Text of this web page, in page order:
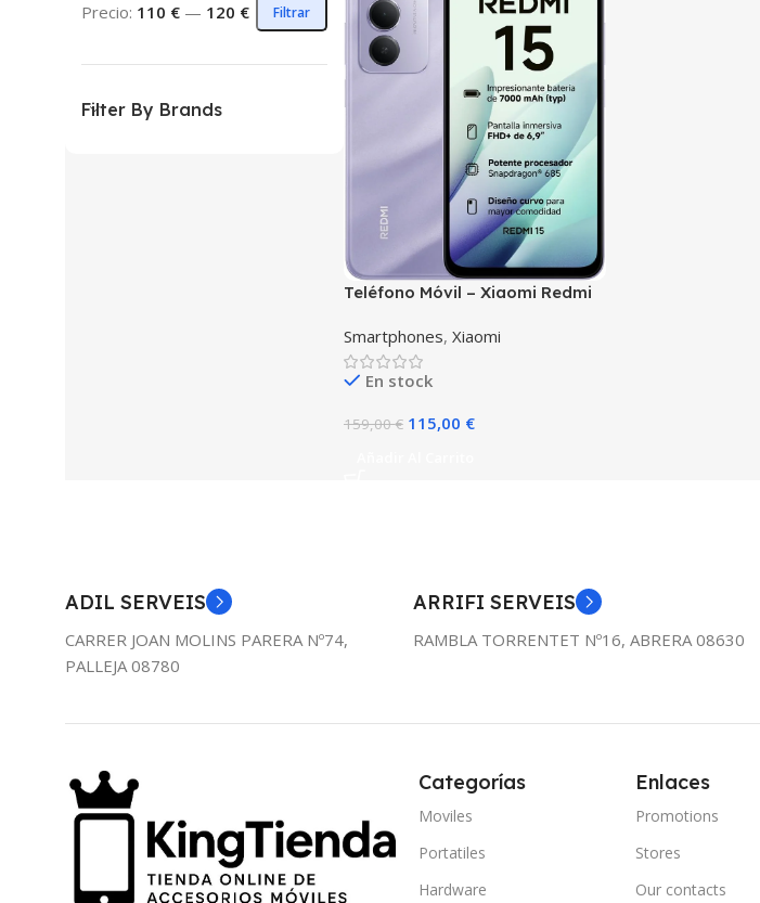
Filtrar
Precio: 110 € — 120 €
Filter By Brands
Teléfono Móvil – Xiaomi Redmi
Smartphones, Xiaomi
En stock
159,00€ 115,00 €
ADIL SERVEIS
CARRER JOAN MOLINS PARERA Nº74,
PALLEJA 08780
ARRIFI SERVEIS
RAMBLA TORRENTET Nº16, ABRERA 08630
Categorías
Moviles
Portatiles
Hardware
Enlaces
Promotions
Stores
Our contacts